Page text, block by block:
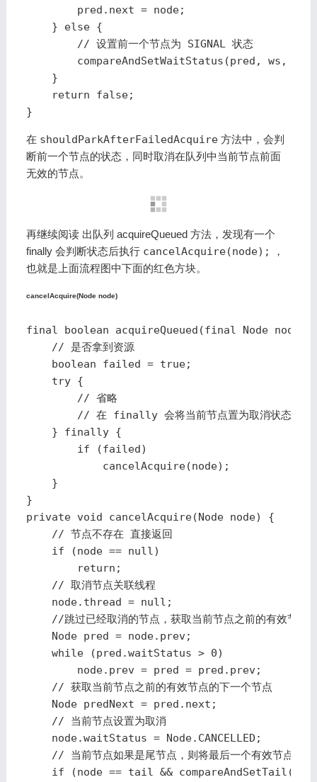
        pred.next = node;
    } else {
        // 设置前一个节点为 SIGNAL 状态
compareAndSetWaitStatus(pred, ws,
    }
    return false;
}
在 shouldParkAfterFailedAcquire方法中，会判
断前一个节点的状态，同时取消在队列中当前节点前面
无效的节点。
再继续阅读 出队列 acquireQueued 方法，发现有一个
finally 会判断状态后执行 cancelAcquire(node);
，
也就是上面流程图中下面的红色方块。
cancelAcquire(Node node)
final boolean acquireQueued(final Node
    // 是否拿到资源
    boolean failed = true;
    try {
        // 省略
        // 在 finally 会将当前节点置为取消状态
    } finally {
        if (failed)
            cancelAcquire(node);
    }
}
private void cancelAcquire(Node node) {
    // 节点不存在 直接返回
    if (node == null)
        return;
    // 取消节点关联线程
    node.thread = null;
    //跳过已经取消的节点，获取当前节点之前的有效节点
    Node pred = node.prev;
    while (pred.waitStatus > 0)
        node.prev = pred = pred.prev;
    // 获取当前节点之前的有效节点的下一个节点
    Node predNext = pred.next;
    // 当前节点设置为取消
    node.waitStatus = Node.CANCELLED;
// 当前节点如果是尾节点，则将最后一个有效节点设
if (node == tail &&